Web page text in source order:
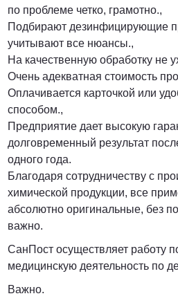
по проблеме четко, грамотно.,
Подбирают дезинфицирующие
учитывают все нюансы.,
На качественную обработку не
Очень адекватная стоимость
Оплачивается карточкой или
способом.,
Предприятие дает высокую
долговременный результат
одного года.
Благодаря сотрудничеству с
химической продукции, все
абсолютно оригинальные, без
важно.
СанПост осуществляет работу
медицинскую деятельность по
Важно.